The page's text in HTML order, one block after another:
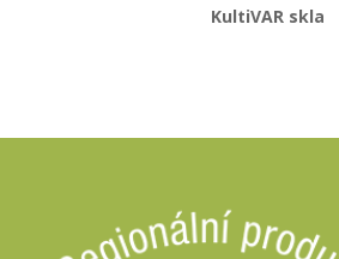
KultiVAR skla